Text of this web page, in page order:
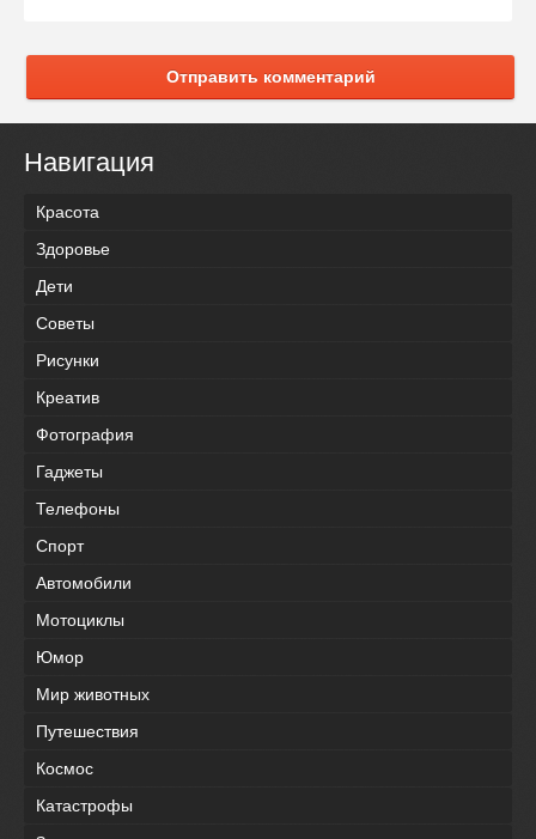
Отправить комментарий
Навигация
Красота
Здоровье
Дети
Советы
Рисунки
Креатив
Фотография
Гаджеты
Телефоны
Спорт
Автомобили
Мотоциклы
Юмор
Мир животных
Путешествия
Космос
Катастрофы